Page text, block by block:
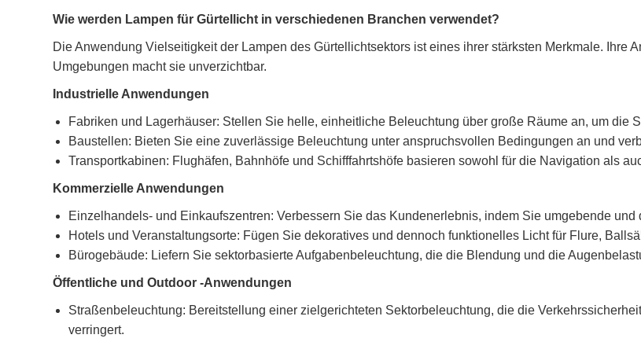
Wie werden Lampen für Gürtellicht in verschiedenen Branchen verwendet?
Die Anwendung Vielseitigkeit der Lampen des Gürtellichtsektors ist eines ihrer stärksten Merkmale. Ihre
Umgebungen macht sie unverzichtbar.
Industrielle Anwendungen
Fabriken und Lagerhäuser: Stellen Sie helle, einheitliche Beleuchtung über große Räume an, um die
Baustellen: Bieten Sie eine zuverlässige Beleuchtung unter anspruchsvollen Bedingungen an und
Transportkabinen: Flughäfen, Bahnhöfe und Schifffahrtshöfe basieren sowohl für die Navigation als
Kommerzielle Anwendungen
Einzelhandels- und Einkaufszentren: Verbessern Sie das Kundenerlebnis, indem Sie umgebende
Hotels und Veranstaltungsorte: Fügen Sie dekoratives und dennoch funktionelles Licht für Flure,
Bürogebäude: Liefern Sie sektorbasierte Aufgabenbeleuchtung, die die Blendung und die
Öffentliche und Outdoor -Anwendungen
Straßenbeleuchtung: Bereitstellung einer zielgerichteten Sektorbeleuchtung, die die
verringert.